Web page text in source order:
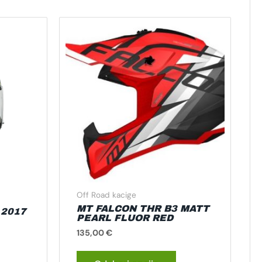
2017
Off Road kacige
MT FALCON THR B3 MATT
PEARL FLUOR RED
135,00€
proizvod
ima
više
varijanti.
Opcije
se
mogu
odabrati